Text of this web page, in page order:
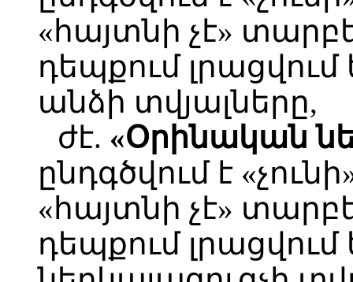
«հայտնի չէ»
դեպքում
անձի տվյալները,
ժէ. «Օրինական
ընդգծվում է
«հայտնի չէ»
դեպքում